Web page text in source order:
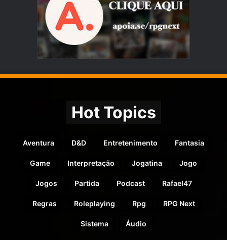
Hot Topics
Aventura D&D Entretenimento Fantasia
Game Interpretação Jogatina Jogo
Jogos Partida Podcast Rafael47
Regras Roleplaying Rpg RPG Next
Sistema Áudio